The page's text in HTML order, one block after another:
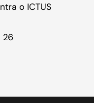
o ICTUS
26